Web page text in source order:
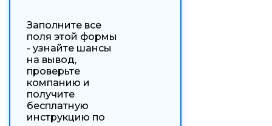
Заполните все
поля этой формы
- узнайте шансы
на вывод,
проверьте
компанию и
получите
бесплатную
инструкцию по